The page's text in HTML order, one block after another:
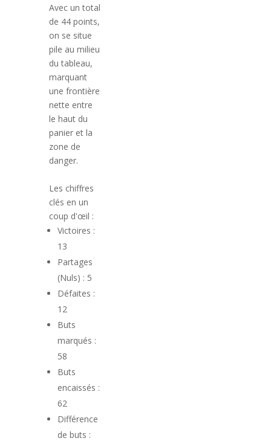
Avec un total
de 44 points,
on se situe
pile au milieu
du tableau,
marquant
une frontière
nette entre
le haut du
panier et la
zone de
danger.
Les chiffres
clés en un
coup d'œil :
Victoires :
13
Partages
(Nuls) : 5
Défaites :
12
Buts
marqués :
58
Buts
encaissés :
62
Différence
de buts :